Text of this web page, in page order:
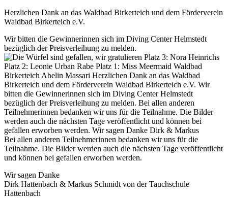
Herzlichen Dank an das Waldbad Birkerteich und dem Förderverein
Waldbad Birkerteich e.V.
Wir bitten die Gewinnerinnen sich im Diving Center Helmstedt
bezüglich der Preisverleihung zu melden.
Bei allen anderen Teilnehmerinnen bedanken wir uns für die
Teilnahme. Die Bilder werden auch die nächsten Tage veröffentlicht
und können bei gefallen erworben werden.
Wir sagen Danke
Dirk Hattenbach & Markus Schmidt von der Tauchschule
Hattenbach